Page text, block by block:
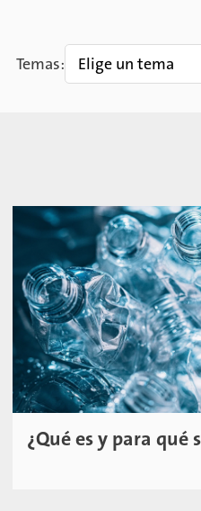
Temas:
¿Qué es y para qué